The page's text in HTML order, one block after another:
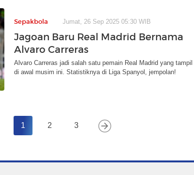
Sepakbola Jumat, 26 Sep 2025 05:30 WIB
Jagoan Baru Real Madrid Bernama
Alvaro Carreras
Alvaro Carreras jadi salah satu pemain Real Madrid yang
di awal musim ini. Statistiknya di Liga Spanyol, jempolan!
1 2 3